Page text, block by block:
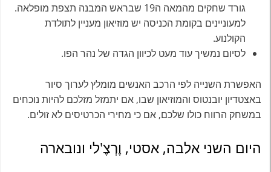
גורד שחקים מהמאה ה19 שבראש המבנה תצפת מופלאה.
למעוניינים בקומת הכניסה יש מוזיאון מעניין לתולדת
הקולנוע.
לסיום נמשיך עוד מעט לכיוון הגדה של נהר הפו.
האפשרת השנייה לפי הרכב האנשים מומלץ לערוך סיור
באצטדיון יובנטוס והמוזיאון שבו, אם יתמזל מזלכם להיות נוכחים
במשחק הרווח כולו שלכם, אם כי מחירי הכרטיסים לא זולים.
היום השני אלבה, אסטי, וֶרְצֶ'לי ונובארה